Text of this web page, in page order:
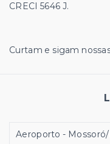
CRECI 5646 J.
Curtam e sigam
Aeroporto - Mossoró/